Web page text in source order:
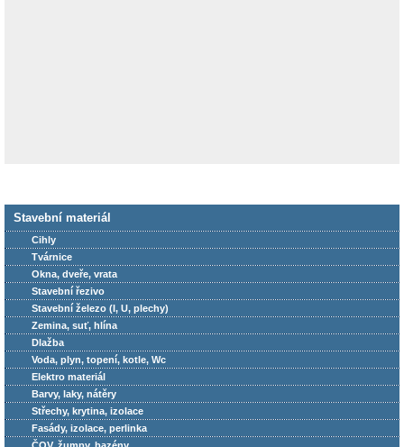
Stavební materiál
Cihly
Tvárnice
Okna, dveře, vrata
Stavební řezivo
Stavební železo (I, U, plechy)
Zemina, suť, hlína
Dlažba
Voda, plyn, topení, kotle, Wc
Elektro materiál
Barvy, laky, nátěry
Střechy, krytina, izolace
Fasády, izolace, perlinka